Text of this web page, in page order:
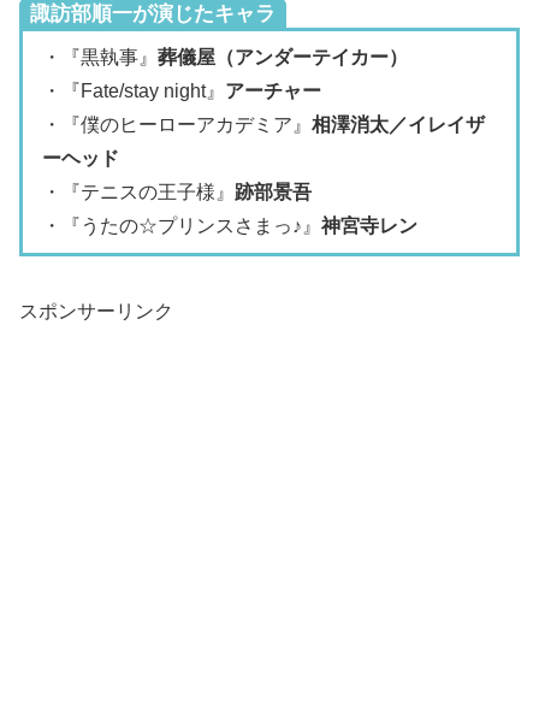
諏訪部順一が演じたキャラ
・『黒執事』 葬儀屋（アンダーテイカー）
・『Fate/stay night』 アーチャー
・『僕のヒーローアカデミア』 相澤消太／イレイザ
ーヘッド
・『テニスの王子様』 跡部景吾
・『うたの☆プリンスさまっ♪』 神宮寺レン
スポンサーリンク